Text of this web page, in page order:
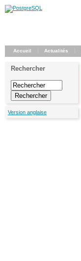
Accueil Actualités
Rechercher
Version anglaise